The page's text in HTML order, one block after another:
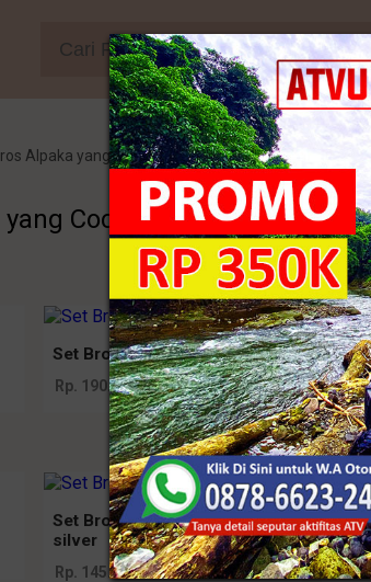
Alpaka yang Cocok Digunakan untuk Acara Otonan
Cocok Digunakan untuk
Set Bros Celepuk Bakar
Rp. 190.000
Set
Rp.
Set Bros kemong gold &
silver
Rp. 145.000
Bros